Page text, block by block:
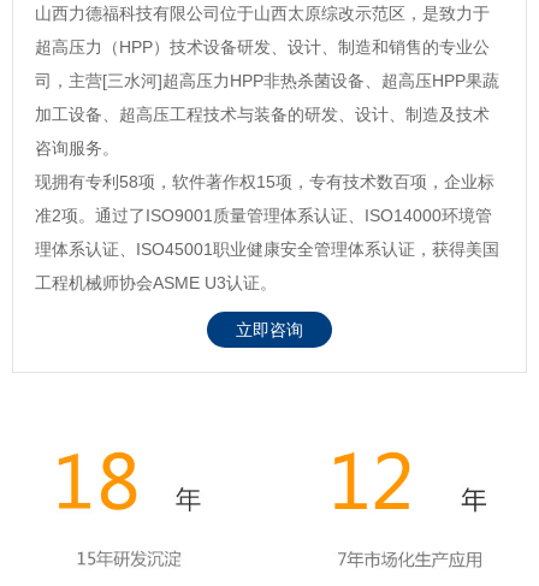
山西力德福科技有限公司位于山西太原综改示范区，是致力于
超高压力（HPP）技术设备研发、设计、制造和销售的专业公
司，主营[三水河]超高压力HPP非热杀菌设备、超高压HPP果蔬
加工设备、超高压工程技术与装备的研发、设计、制造及技术
咨询服务。
现拥有专利58项，软件著作权15项，专有技术数百项，企业标
准2项。通过了ISO9001质量管理体系认证、ISO14000环境管
理体系认证、ISO45001职业健康安全管理体系认证，获得美国
工程机械师协会ASME U3认证。
立即咨询